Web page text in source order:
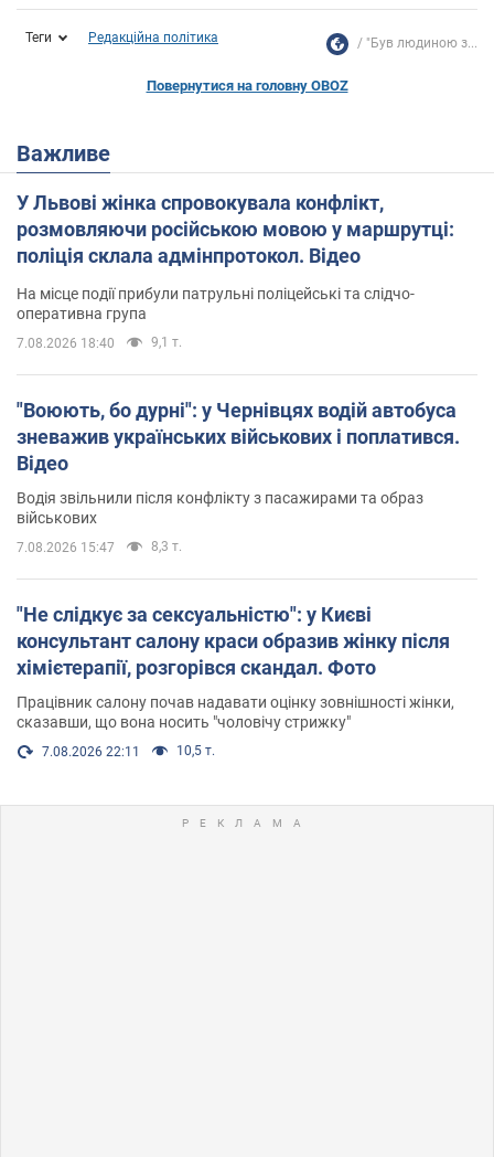
Теги Редакційна політика "Був людиною з...
Повернутися на головну OBOZ
Важливе
У Львові жінка спровокувала конфлікт,
розмовляючи російською мовою у маршрутці:
поліція склала адмінпротокол. Відео
На місце події прибули патрульні поліцейські та слідчо-
оперативна група
7.08.2026 18:40 9,1 т.
"Воюють, бо дурні": у Чернівцях водій автобуса
зневажив українських військових і поплатився.
Відео
Водія звільнили після конфлікту з пасажирами та образ
військових
7.08.2026 15:47 8,3 т.
"Не слідкує за сексуальністю": у Києві
консультант салону краси образив жінку після
хімієтерапії, розгорівся скандал. Фото
Працівник салону почав надавати оцінку зовнішності жінки,
сказавши, що вона носить "чоловічу стрижку"
7.08.2026 22:11 10,5 т.